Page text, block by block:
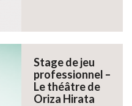
Stage de jeu
professionnel –
Le théâtre de
Oriza Hirata